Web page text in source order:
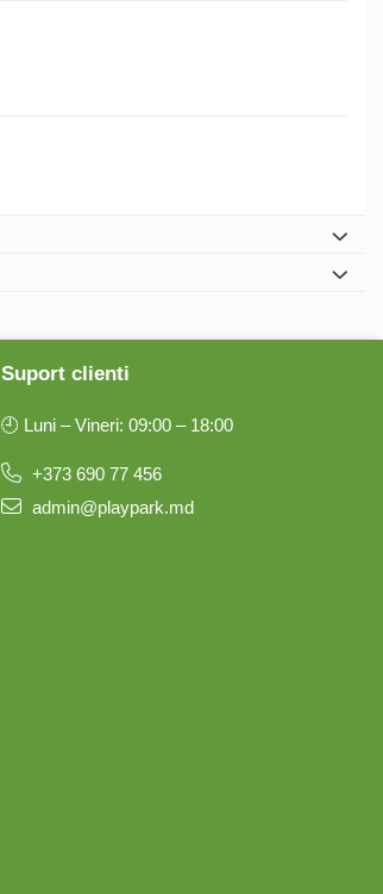
Suport clienti
🕘 Luni – Vineri: 09:00 – 18:00
+373 690 77 456
admin@playpark.md